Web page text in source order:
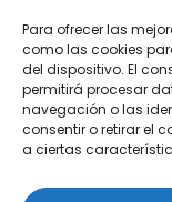
Para ofrecer las
como las cookies
del dispositivo. El
permitirá procesar
navegación o las
consentir o retirar el
a ciertas